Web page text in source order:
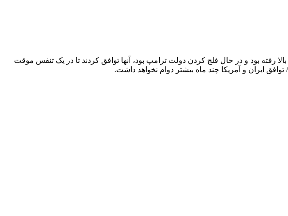
رفته بود و در حال فلج کردن دولت ترامپ بود، آنها توافق کردند تا در یک تنفس موقت
توافق ایران و آمریکا چند ماه بیشتر دوام نخواهد داشت.